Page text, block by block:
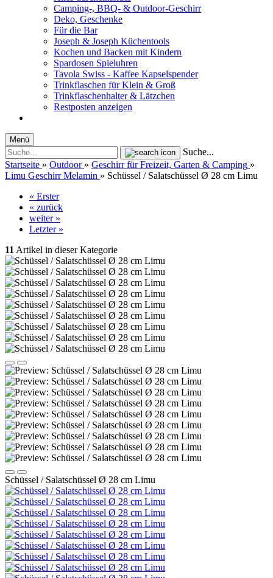
Camping-, BBQ- & Outdoor-Geschirr
Deko, Geschenke
Für die Bar
Joseph & Joseph Küchentools
Kochen und Backen mit Kindern
Spardosen Spieluhren
Tavola Swiss - Kaffee Kapselspender
Trinkflaschen für Klein & Groß
Trinkflaschenhalter & Lätzchen
Restposten anzeigen
Menü
Suche...
Startseite » Outdoor » Geschirr für Freizeit, Garten & Camping »
Limu Geschirr Melamin » Schüssel / Salatschüssel Ø 28 cm Limu
« Erster
« zurück
weiter »
Letzter »
11 Artikel in dieser Kategorie
Schüssel / Salatschüssel Ø 28 cm Limu